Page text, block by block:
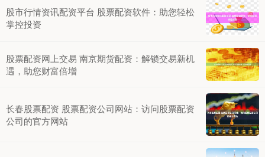
股市行情资讯配资平台 股票配资软件：助您轻松
掌控投资
股票配资网上交易 南京期货配资：解锁交易新机
遇，助您财富倍增
长春股票配资 股票配资公司网站：访问股票配资
公司的官方网站